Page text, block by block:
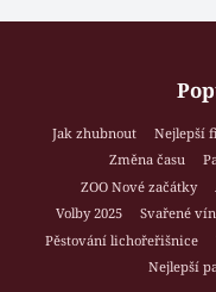
Jak zhubnout Nejlepší
Změna času
ZOO Nové začátky
Volby 2025
Svařené
Pěstování lichořeřišnice
Nejlepší